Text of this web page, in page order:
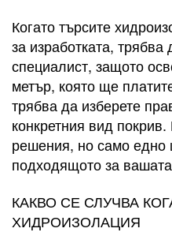
Когато търсите
за изработката,
специалист, защото
метър, която ще
трябва да изберете
конкретния вид
решения, но само
подходящото за
КАКВО СЕ СЛУЧВА
ХИДРОИЗОЛАЦИЯ